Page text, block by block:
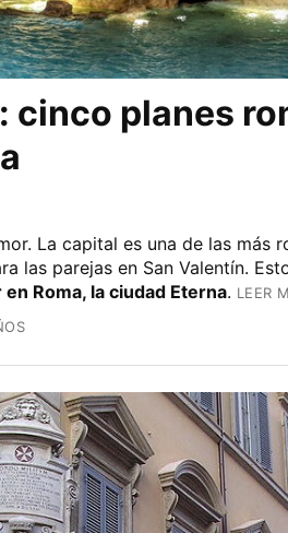
cinco planes
La capital es una de las más
las parejas en San Valentín.
Roma, la ciudad Eterna. LEER